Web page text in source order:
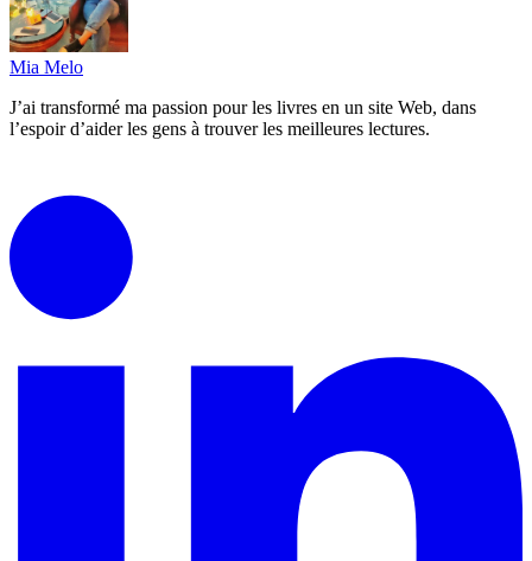
Mia Melo
J’ai transformé ma passion pour les livres en un site Web, dans
l’espoir d’aider les gens à trouver les meilleures lectures.